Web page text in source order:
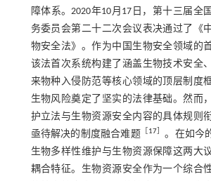
障体系。2020年10月17日，第十三届全
务委员会第二十二次会议表决通过了《
物安全法》。作为中国生物安全领域的
该法首次系统构建了涵盖生物技术安全
来物种入侵防范等核心领域的顶层制度
生物风险奠定了坚实的法律基础。然而
护立法与生物资源安全内容的具体规则
亟待解决的制度融合难题［ 17］ 。在如今
生物多样性维护与生物资源保障这两大
耦合特征。生物资源安全作为一个综合